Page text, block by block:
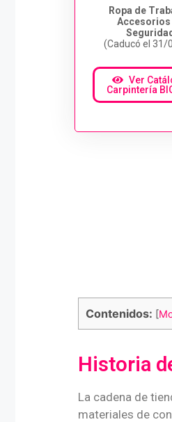
Ropa de
Accesorios
Seguridad
(Caducó el 31/
Ver
Carpintería
Contenidos: [
Historia
La cadena de
materiales de